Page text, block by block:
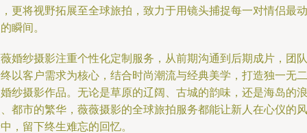
更将视野拓展至全球旅拍，致力于用镜头捕捉每一对情侣最动
瞬间。
婚纱摄影注重个性化定制服务，从前期沟通到后期成片，团队
以客户需求为核心，结合时尚潮流与经典美学，打造独一无二
纱摄影作品。无论是草原的辽阔、古城的韵味，还是海岛的浪
都市的繁华，薇薇摄影的全球旅拍服务都能让新人在心仪的风
，留下终生难忘的回忆。